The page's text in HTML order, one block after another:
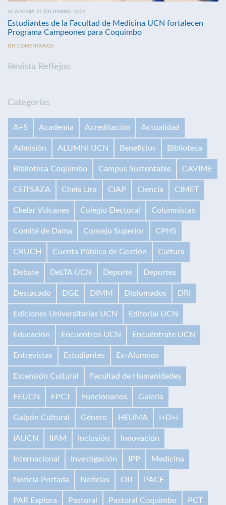
ACADEMIA 21 DICIEMBRE, 2024
Estudiantes de la Facultad de Medicina UCN fortalecen
Programa Campeones para Coquimbo
SIN COMENTARIOS
Revista Reflejos
Categorías
A+S Academia Acreditación Actualidad
Admisión ALUMNI UCN Beneficios Biblioteca
Biblioteca Coquimbo Campus Sustentable CAVIME
CEITSAZA Chela Lira CIAP Ciencia CIMET
Ckelar Volcanes Colegio Electoral Columnistas
Comité de Dama Consejo Superior CPHS
CRUCH Cuenta Pública de Gestión Cultura
Debate DeLTA UCN Deporte Deportes
Destacado DGE DIMM Diplomados DRI
Ediciones Universitarias UCN Editorial UCN
Educación Encuentros UCN Encuéntrate UCN
Entrevistas Estudiantes Ex-Alumnos
Extensión Cultural Facultad de Humanidades
FEUCN FPCT Funcionarios Galería
Galpón Cultural Género HEUMA I+D+i
IAUCN IIAM Inclusión Innovación
Internacional Investigación IPP Medicina
Noticia Portada Noticias OIJ PACE
PAR Explora Pastoral Pastoral Coquimbo PCT